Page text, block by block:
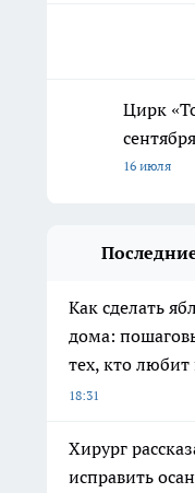
Цирк
сентября
16 июля
Как сделать
дома:
тех, кто любит
18:31
Хирург
исправить